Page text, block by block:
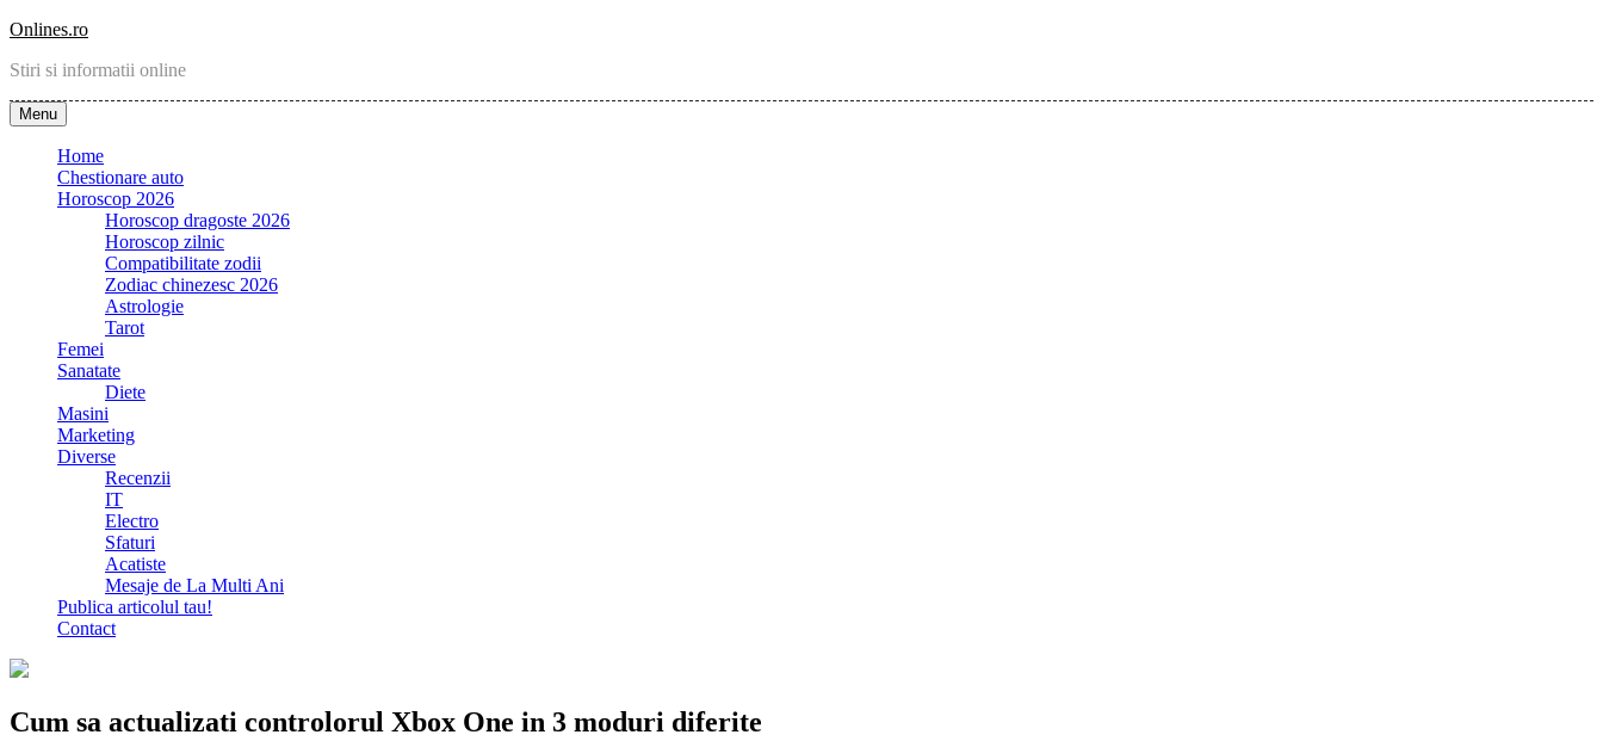
Skip
content
Onlines.ro
Stiri si informatii online
Menu
Home
Chestionare auto
Horoscop 2026
Horoscop dragoste 2026
Horoscop zilnic
Compatibilitate zodii
Zodiac chinezesc 2026
Astrologie
Tarot
Femei
Sanatate
Diete
Masini
Marketing
Diverse
Recenzii
IT
Electro
Sfaturi
Acatiste
Mesaje de La Multi Ani
Publica articolul tau!
Contact
Cum sa actualizati controlorul Xbox One in 3 moduri diferite